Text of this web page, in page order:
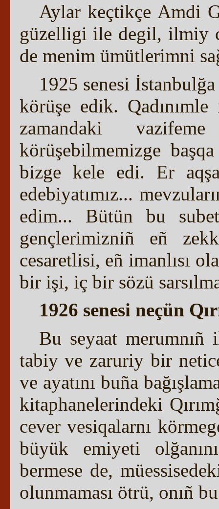
Aylar keçtikçe Amdi
güzelligi ile degil, ilmiy
de menim ümütlerimni
1925 senesi
körüşe edik.
zamandaki
körüşebilmemizge
bizge kele edi. Er
edebiyatımız...
edim... Bütün bu
gençlerimizniñ eñ
cesaretlisi, eñ imanlısı
bir işi, iç bir sözü
1926 senesi neçün
Bu seyaat merumnıñ
tabiy ve zaruriy bir
ve ayatını buña
kitaphanelerindeki
cever vesiqalarnı
büyük emiyeti
bermese de,
olunmaması ötrü, onıñ